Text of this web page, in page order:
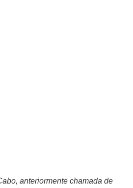
anteriormente chamada de